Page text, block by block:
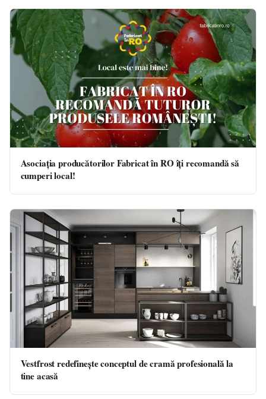
Asociația producătorilor Fabricat în RO îți recomandă să
cumperi local!
Vestfrost redefinește conceptul de cramă profesională la
tine acasă